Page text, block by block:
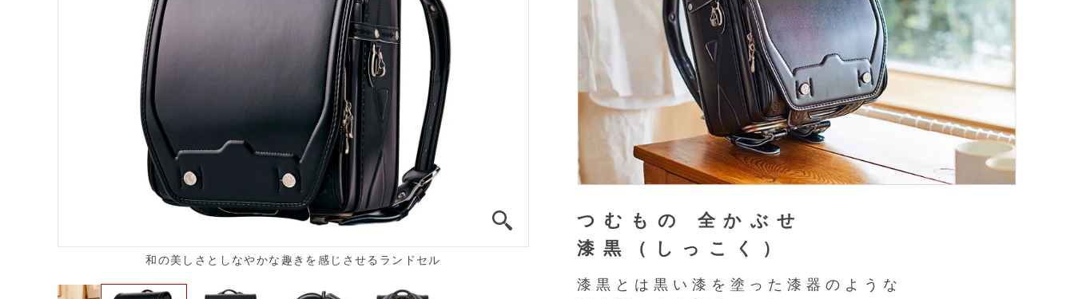
和の美しさとしなやかな趣きを感じさせるランドセル
つむもの 全かぶせ
漆黒（しっこく）
漆黒とは黒い漆を塗った漆器のような